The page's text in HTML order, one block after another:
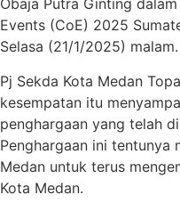
Obaja Putra Ginting
Events (CoE) 2025
Selasa (21/1/2025) malam.
Pj Sekda Kota Medan
kesempatan itu
penghargaan yang telah
Penghargaan ini tentunya
Medan untuk terus
Kota Medan.